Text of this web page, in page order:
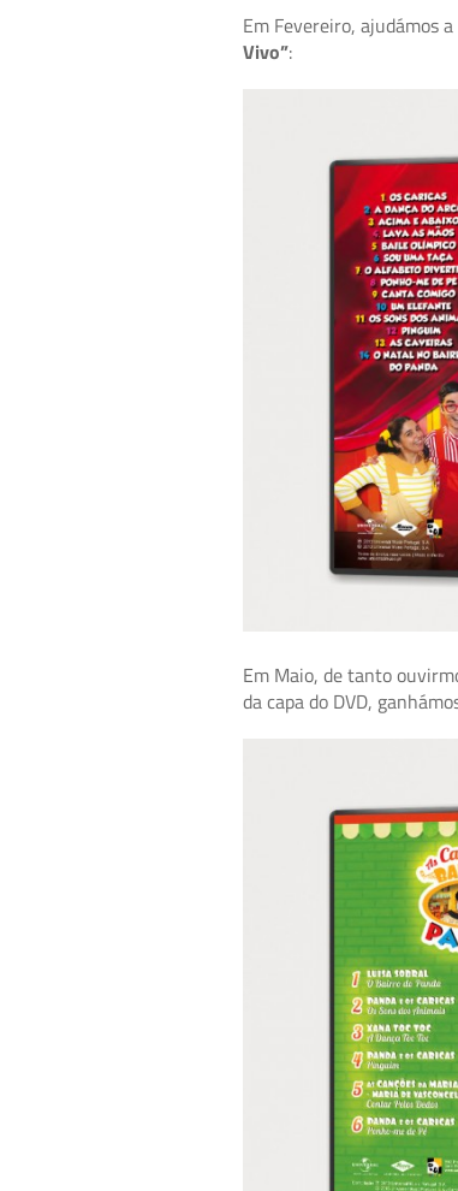
Em Fevereiro, ajudámos
Vivo”:
Em Maio, de tanto
da capa do DVD,